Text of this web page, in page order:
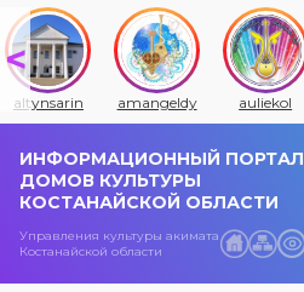
altynsarin amangeldy auliekol
ИНФОРМАЦИОННЫЙ ПОРТАЛ
ДОМОВ КУЛЬТУРЫ
КОСТАНАЙСКОЙ ОБЛАСТИ
Управления культуры акимата
Костанайской области